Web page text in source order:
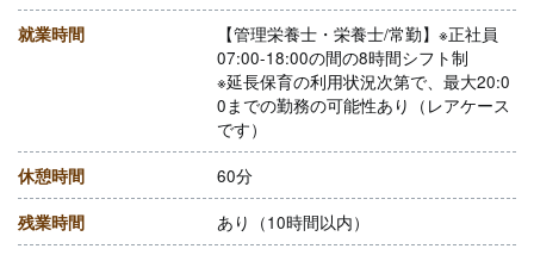
就業時間
【管理栄養士・栄養士/常勤】※正社員
07:00-18:00の間の8時間シフト制
※延長保育の利用状況次第で、最大20:0
0までの勤務の可能性あり（レアケース
です）
休憩時間 60分
残業時間 あり（10時間以内）